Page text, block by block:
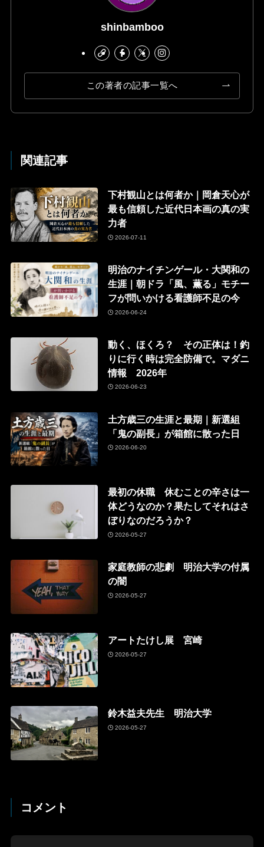
shinbamboo
この著者の記事一覧へ
関連記事
下村観山とは何者か｜岡倉天心が
最も信頼した近代日本画の真の実
力者
2026-07-11
明治のナイチンゲール・大関和の
生涯｜朝ドラ「風、薫る」モチー
フが問いかける看護師不足の今
2026-06-24
動く、ほくろ？ その正体は！釣
りに行く時は完全防備で。マダニ
情報 2026年
2026-06-23
土方歳三の生涯と最期｜新選組
「鬼の副長」が箱館に散った日
2026-06-20
最初の休職 休むことの辛さは一
体どうなのか？果たしてそれはさ
ぼりなのだろうか？
2026-05-27
家庭教師の悲劇 明治大学の付属
の闇
2026-05-27
アートたけし展 宮崎
2026-05-27
鈴木益夫先生 明治大学
2026-05-27
コメント